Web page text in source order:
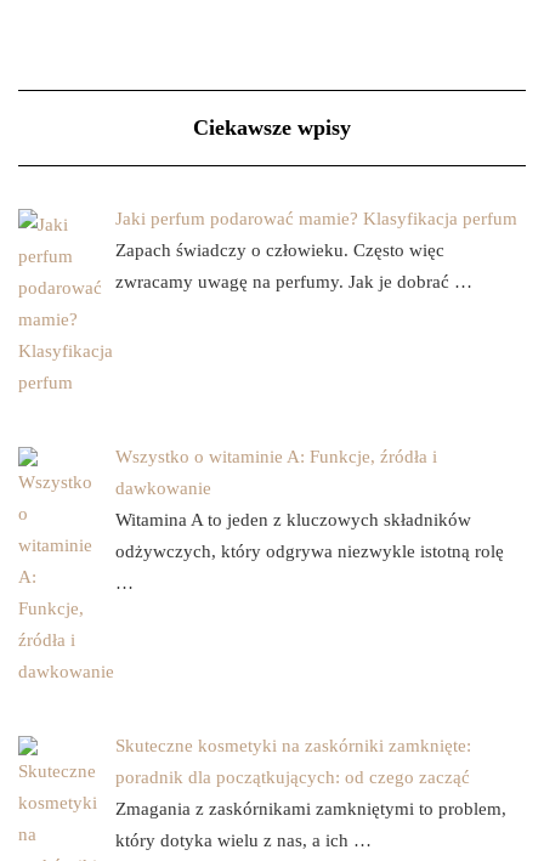
Ciekawsze wpisy
Jaki perfum podarować mamie? Klasyfikacja perfum
Zapach świadczy o człowieku. Często więc
zwracamy uwagę na perfumy. Jak je dobrać …
Wszystko o witaminie A: Funkcje, źródła i
dawkowanie
Witamina A to jeden z kluczowych składników
odżywczych, który odgrywa niezwykle istotną rolę
…
Skuteczne kosmetyki na zaskórniki zamknięte:
poradnik dla początkujących: od czego zacząć
Zmagania z zaskórnikami zamkniętymi to problem,
który dotyka wielu z nas, a ich …